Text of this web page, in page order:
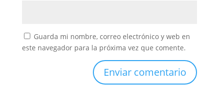
Guarda mi nombre, correo electrónico y web en
este navegador para la próxima vez que comente.